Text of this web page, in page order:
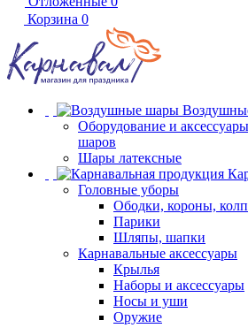
Корзина 0
Оборудование и
шаров
Шары латексные
Головные уборы
Ободки, короны,
Парики
Шляпы, шапки
Карнавальные аксессуары
Крылья
Наборы и аксессуары
Носы и уши
Оружие